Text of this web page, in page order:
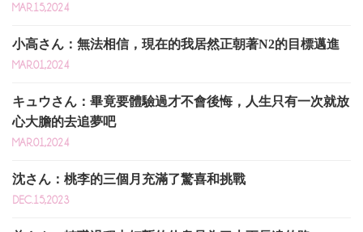
MAR.15,2024
小高さん：無法相信，現在的我居然正朝著N2的目標邁進
MAR.01,2024
キュウさん：畢竟要體驗過才不會後悔，人生只有一次就放
心大膽的去追夢吧
MAR.01,2024
沈さん：桃李的三個月充滿了驚喜和挑戰
DEC.15,2023